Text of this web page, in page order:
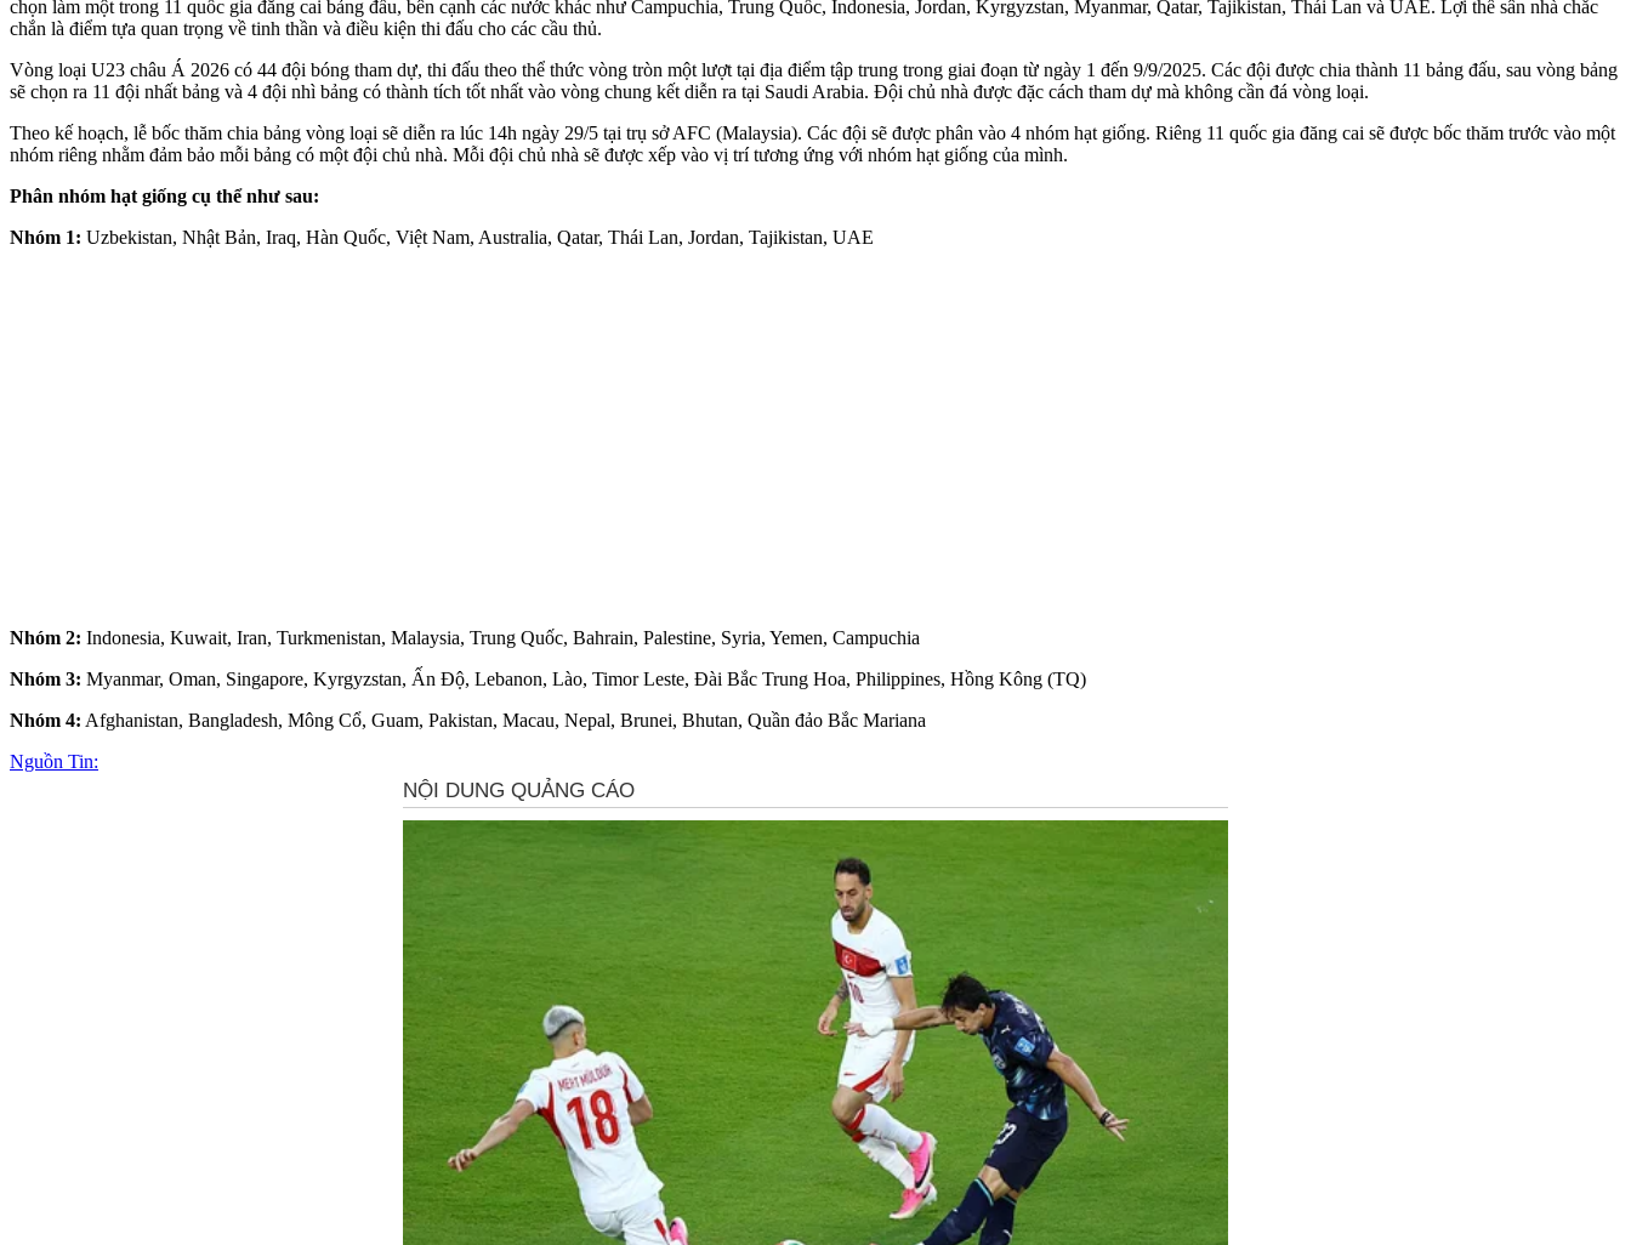
chọn làm một trong 11 quốc gia đăng cai bảng đấu, bên cạnh các nước khác như Campuchia, Trung Quốc, Indonesia, Jordan, Kyrgyzstan, Myanmar, Qatar, Tajikistan, Thái Lan và UAE. Lợi thế sân nhà chắc
chắn là điểm tựa quan trọng về tinh thần và điều kiện thi đấu cho các cầu thủ.
Vòng loại U23 châu Á 2026 có 44 đội bóng tham dự, thi đấu theo thể thức vòng tròn một lượt tại địa điểm tập trung trong giai đoạn từ ngày 1 đến 9/9/2025. Các đội được chia thành 11 bảng đấu, sau vòng bảng
sẽ chọn ra 11 đội nhất bảng và 4 đội nhì bảng có thành tích tốt nhất vào vòng chung kết diễn ra tại Saudi Arabia. Đội chủ nhà được đặc cách tham dự mà không cần đá vòng loại.
Theo kế hoạch, lễ bốc thăm chia bảng vòng loại sẽ diễn ra lúc 14h ngày 29/5 tại trụ sở AFC (Malaysia). Các đội sẽ được phân vào 4 nhóm hạt giống. Riêng 11 quốc gia đăng cai sẽ được bốc thăm trước vào một
nhóm riêng nhằm đảm bảo mỗi bảng có một đội chủ nhà. Mỗi đội chủ nhà sẽ được xếp vào vị trí tương ứng với nhóm hạt giống của mình.
Phân nhóm hạt giống cụ thể như sau:
Nhóm 1: Uzbekistan, Nhật Bản, Iraq, Hàn Quốc, Việt Nam, Australia, Qatar, Thái Lan, Jordan, Tajikistan, UAE
Nhóm 2: Indonesia, Kuwait, Iran, Turkmenistan, Malaysia, Trung Quốc, Bahrain, Palestine, Syria, Yemen, Campuchia
Nhóm 3: Myanmar, Oman, Singapore, Kyrgyzstan, Ấn Độ, Lebanon, Lào, Timor Leste, Đài Bắc Trung Hoa, Philippines, Hồng Kông (TQ)
Nhóm 4: Afghanistan, Bangladesh, Mông Cổ, Guam, Pakistan, Macau, Nepal, Brunei, Bhutan, Quần đảo Bắc Mariana
Nguồn Tin: